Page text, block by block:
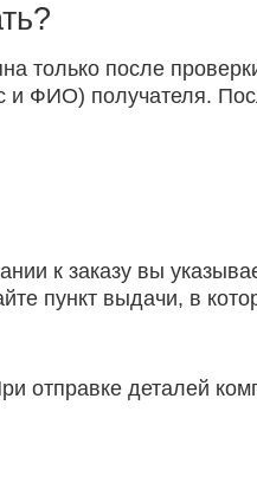
только после
ФИО) получателя.
к заказу вы
пункт выдачи, в
отправке деталей